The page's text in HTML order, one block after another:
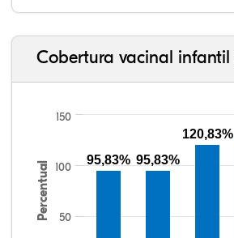
Cobertura vacinal infantil
Percentual 50
100
150
95,83% 95,83%
120,83%